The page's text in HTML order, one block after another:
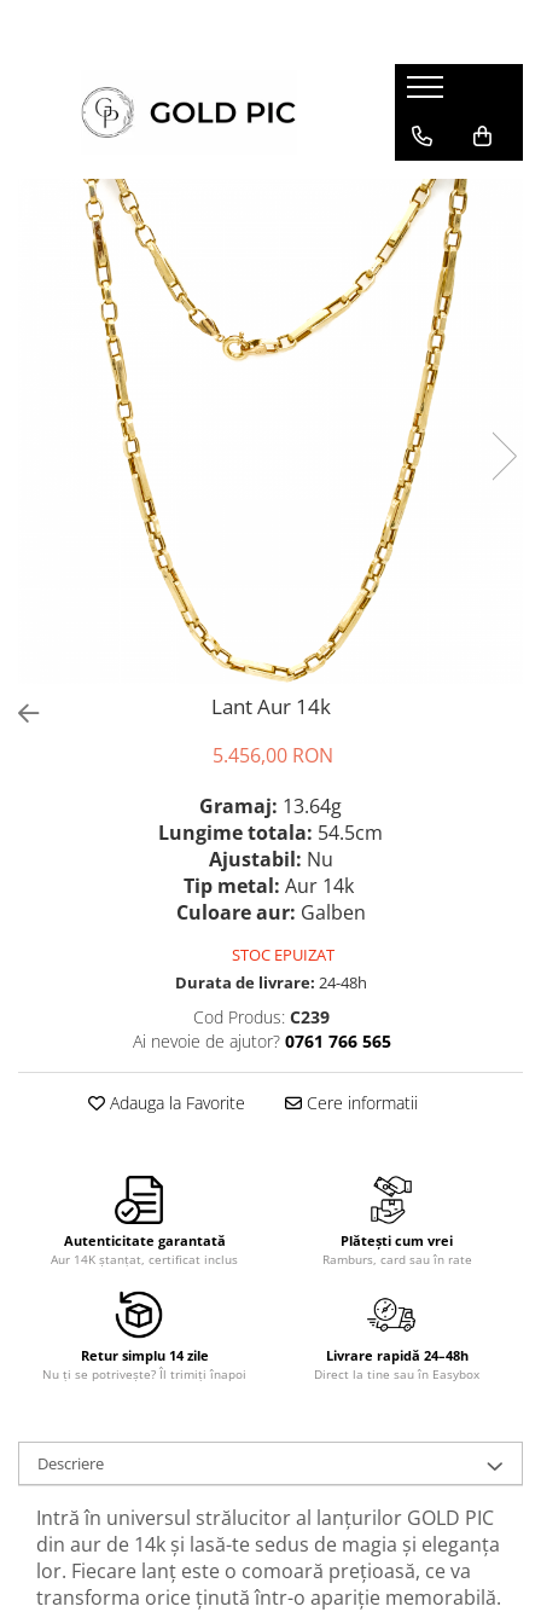
Lant Aur 14k
5.456,00 RON
Gramaj: 13.64g
Lungime totala: 54.5cm
Ajustabil: Nu
Tip metal: Aur 14k
Culoare aur: Galben
STOC EPUIZAT
Durata de livrare: 24-48h
Cod Produs: C239
Ai nevoie de ajutor? 0761 766 565
Adauga la Favorite Cere informatii
Autenticitate garantată
Aur 14K ștanțat, certificat inclus
Plătești cum vrei
Ramburs, card sau în rate
Retur simplu 14 zile
Nu ți se potrivește? Îl trimiți înapoi
Livrare rapidă 24–48h
Direct la tine sau în Easybox
Descriere
Intră în universul strălucitor al lanțurilor GOLD PIC
din aur de 14k și lasă-te sedus de magia și eleganța
lor. Fiecare lanț este o comoară prețioasă, ce va
transforma orice ținută într-o apariție memorabilă.